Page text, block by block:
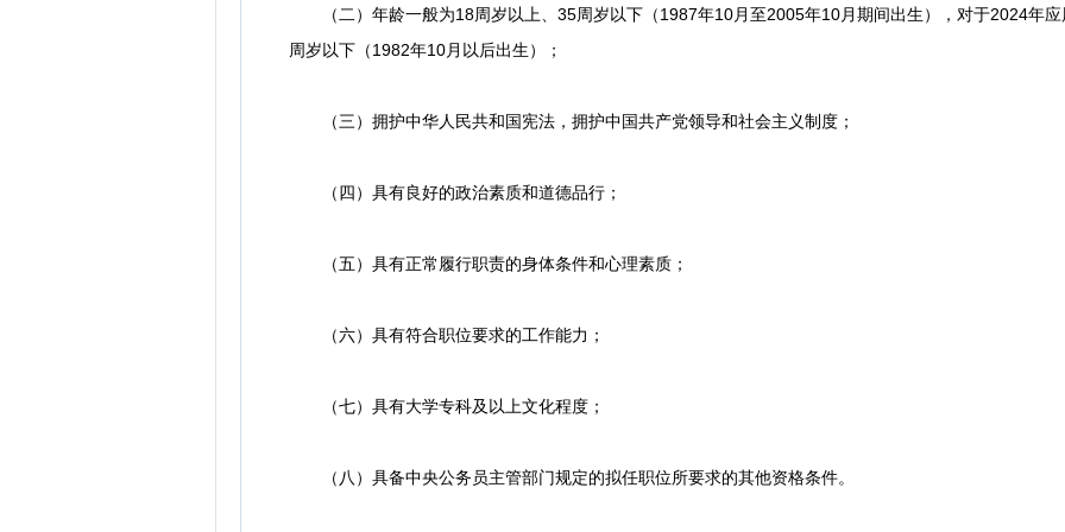
（二）年龄一般为18周岁以上、35周岁以下（1987年10月至2005年10月期间出生），对于2024年应
周岁以下（1982年10月以后出生）；
（三）拥护中华人民共和国宪法，拥护中国共产党领导和社会主义制度；
（四）具有良好的政治素质和道德品行；
（五）具有正常履行职责的身体条件和心理素质；
（六）具有符合职位要求的工作能力；
（七）具有大学专科及以上文化程度；
（八）具备中央公务员主管部门规定的拟任职位所要求的其他资格条件。